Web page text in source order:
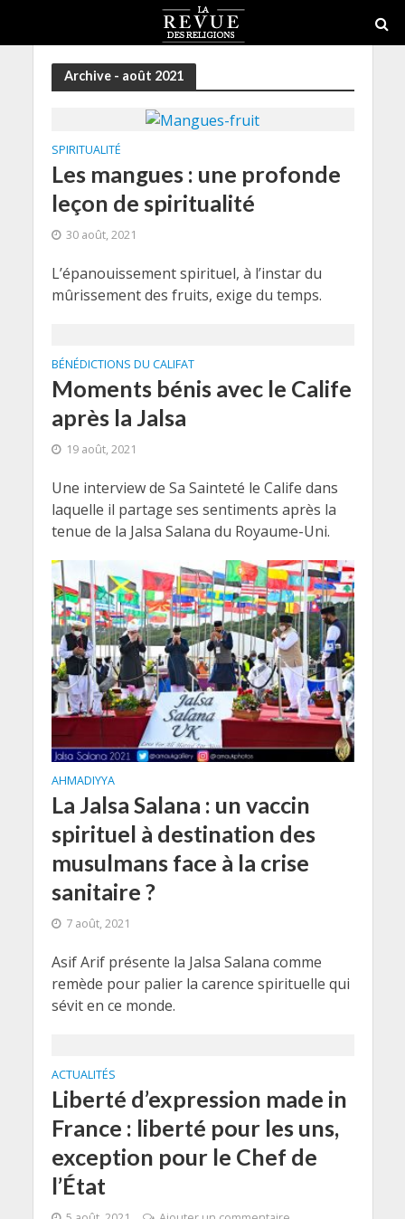
Archive - août 2021
SPIRITUALITÉ
Les mangues : une profonde
leçon de spiritualité
30 août, 2021
L’épanouissement spirituel, à l’instar du
mûrissement des fruits, exige du temps.
BÉNÉDICTIONS DU CALIFAT
Moments bénis avec le Calife
après la Jalsa
19 août, 2021
Une interview de Sa Sainteté le Calife dans
laquelle il partage ses sentiments après la
tenue de la Jalsa Salana du Royaume-Uni.
AHMADIYYA
La Jalsa Salana : un vaccin
spirituel à destination des
musulmans face à la crise
sanitaire ?
7 août, 2021
Asif Arif présente la Jalsa Salana comme
remède pour palier la carence spirituelle qui
sévit en ce monde.
ACTUALITÉS
Liberté d’expression made in
France : liberté pour les uns,
exception pour le Chef de
l’État